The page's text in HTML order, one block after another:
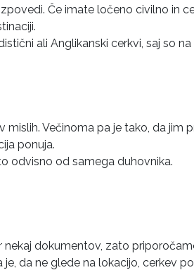
Če imate ločeno civilno in
ali Anglikanski cerkvi, saj so
mislih. Večinoma pa je tako, da
ponuja.
odvisno od samega duhovnika.
dokumentov, zato
da ne glede na lokacijo, cerkev